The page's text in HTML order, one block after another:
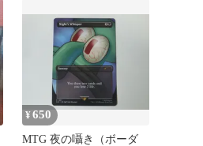
¥650
MTG 夜の囁き（ボーダ